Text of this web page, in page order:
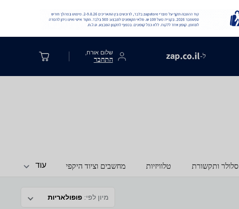
ל- שלום אורח,
התחבר
סלולר ותקשורת טלוויזיות מחשבים וציוד היקפי עוד
מיון לפי: פופולאריות